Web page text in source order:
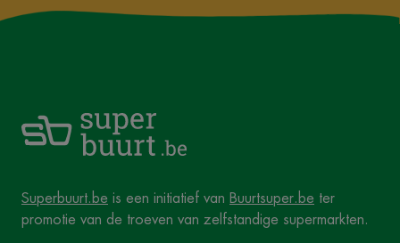
Superbuurt.be is een initiatief van Buurtsuper.be ter
promotie van de troeven van zelfstandige supermarkten.